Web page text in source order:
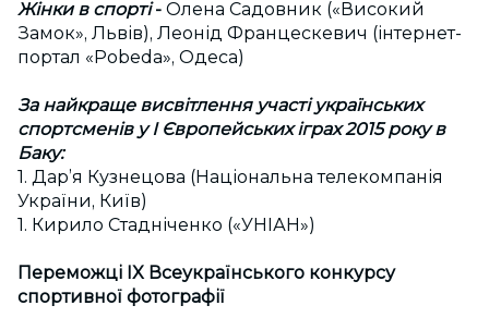
Жінки в спорті- Олена Садовник («Високий
Замок», Львів), Леонід Францескевич (інтернет-
портал «Pobeda», Одеса)
За найкраще висвітлення участі українських
спортсменів у І Європейських іграх 2015 року в
Баку:
1. Дар’я Кузнецова (Національна телекомпанія
України, Київ)
1. Кирило Стадніченко («УНІАН»)
Переможці IX Всеукраїнського конкурсу
спортивної фотографії